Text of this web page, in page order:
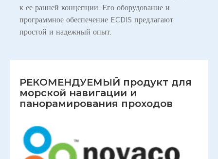
к ее ранней концепции. Его оборудование и
программное обеспечение ECDIS предлагают
простой и надежный опыт.
РЕКОМЕНДУЕМЫЙ продукт для
морской навигации и
панорамирования проходов